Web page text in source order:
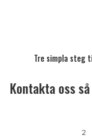
Tre simpla steg
Kontakta oss
2